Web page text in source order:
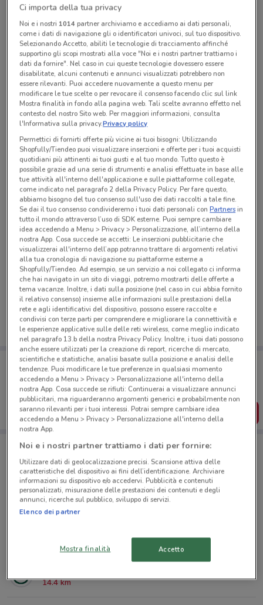
Chiama il negozio
Lunedì n.d.
Martedì n.d.
Mercoledì n.d.
Giovedì n.d.
Venerdì n.d.
Sabato n.d.
Domenica n.d.
0577284810
Tutte le promozioni di questo negozio
Ci dispiace, al momento non abbiamo pubblicato
volantini nella tua zona. Riprova più tardi.
Porta DoveConviene sempre con te!
Puoi trovare le migliori offerte dei negozi vicino a te,
salvarle e creare la tua lista del risparmio, comodamente
dal tuo cellulare.
SCARICA L’APP
Negozi Naturhouse a Rivarolo Canavese
© MapTiler© OpenStreetMap contributors
14.4 km
Ci importa della tua privacy
Noi e i nostri 1014partner archiviamo e accediamo ai dati personali,
come i dati di navigazione gli o identificatori univoci, sul tuo dispositivo.
Selezionando Accetto, abiliti le tecnologie di tracciamento affinché
supportino gli scopi mostrati alla voce "Noi e i nostri partner trattiamo i
dati da fornire". Nel caso in cui queste tecnologie dovessero essere
disabilitate, alcuni contenuti e annunci visualizzati potrebbero non
essere rilevanti. Puoi accedere nuovamente a questo menu per
modificare le tue scelte o per revocare il consenso facendo clic sul link
Mostra finalità in fondo alla pagina web. Tali scelte avranno effetto nel
contesto del nostro Sito web. Per maggiori informazioni, consulta
l'Informativa sulla privacy.Privacy policy
Permettici di fornirti offerte più vicine ai tuoi bisogni: Utilizzando
Shopfully/Tiendeo puoi visualizzare inserzioni e offerte per i tuoi acquisti
quotidiani più attinenti ai tuoi gusti e al tuo mondo. Tutto questo è
possibile grazie ad una serie di strumenti e analisi effettuate in base alle
tue attività all'interno dell'applicazione e sulle piattaforme collegate,
come indicato nel paragrafo 2 della Privacy Policy. Per fare questo,
abbiamo bisogno del tuo consenso sull'uso dei dati raccolti a tale fine.
Se dai il tuo consenso condivideremo i tuoi dati personali conPartnersin
tutto il mondo attraverso l’uso di SDK esterne. Puoi sempre cambiare
idea accedendo a Menu > Privacy > Personalizzazione, all’interno della
nostra App. Cosa succede se accetti: Le inserzioni pubblicitarie che
visualizzerai all'interno dell’app potranno trattare di argomenti relativi
alla tua cronologia di navigazione su piattaforme esterne a
Shopfully/Tiendeo. Ad esempio, se un servizio a noi collegato ci informa
che hai navigato in un sito di viaggi, potremo mostrarti delle offerte a
tema vacanze. Inoltre, i dati sulla posizione (nel caso in cui abbia fornito
il relativo consenso) insieme alle informazioni sulle prestazioni della
rete e agli identificativi del dispositivo, possono essere raccolte e
condivisi con terze parti per comprendere e migliorare la connettività e
le esperienze applicative sulle delle reti wireless, come meglio indicato
nel paragrafo 13.b della nostra Privacy Policy. Inoltre, i tuoi dati possono
anche essere utilizzati per la creazione di report, ricerche di mercato,
scientifiche e statistiche, analisi basate sulla posizione e analisi delle
tendenze. Puoi modificare le tue preferenze in qualsiasi momento
accedendo a Menu > Privacy > Personalizzazione all'interno della
nostra App. Cosa succede se rifiuti: Continuerai a visualizzare annunci
pubblicitari, ma riguarderanno argomenti generici e probabilmente non
saranno rilevanti per i tuoi interessi. Potrai sempre cambiare idea
accedendo a Menu > Privacy > Personalizzazione all'interno della
nostra App.
Noi e i nostri partner trattiamo i dati per fornire:
Utilizzare dati di geolocalizzazione precisi. Scansione attiva delle
caratteristiche del dispositivo ai fini dell’identificazione. Archiviare
informazioni su dispositivo e/o accedervi. Pubblicità e contenuti
personalizzati, misurazione delle prestazioni dei contenuti e degli
annunci, ricerche sul pubblico, sviluppo di servizi.
Elenco dei partner
Mostra finalità Accetto